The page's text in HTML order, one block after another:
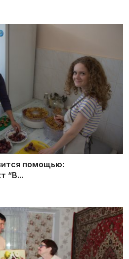
помощью:
“В...